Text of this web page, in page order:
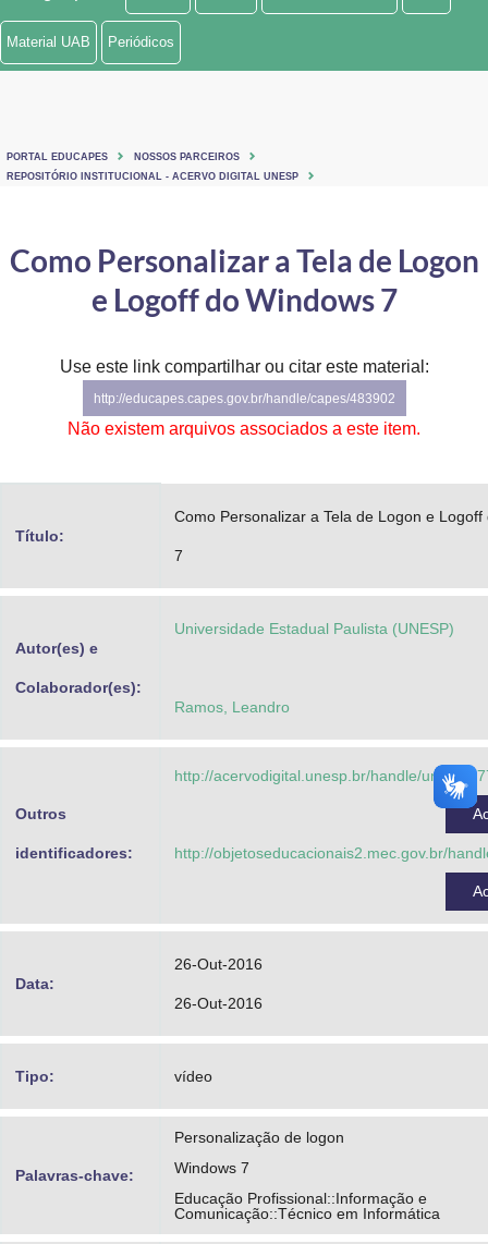
Ministério de Minas e Energia
Ministério do Turismo
Controladoria-Geral da União
Ministério da Mulher, da Família e dos Direitos Humanos
Secretaria-Geral
Material UAB Periódicos
PORTAL EDUCAPES
NOSSOS PARCEIROS
REPOSITÓRIO INSTITUCIONAL - ACERVO DIGITAL UNESP
Como Personalizar a Tela de Logon
e Logoff do Windows 7
Use este link compartilhar ou citar este material:
http://educapes.capes.gov.br/handle/capes/483902
Não existem arquivos associados a este item.
Título:
Como Personalizar a Tela de Logon e Logoff
7
Autor(es) e
Colaborador(es):
Universidade Estadual Paulista (UNESP)
Ramos, Leandro
Outros
identificadores:
http://acervodigital.unesp.br/handle/unesp/
http://objetoseducacionais2.mec.gov.br/
Data:
26-Out-2016
26-Out-2016
Tipo: vídeo
Palavras-chave:
Personalização de logon
Windows 7
Educação Profissional::Informação e
Comunicação::Técnico em Informática